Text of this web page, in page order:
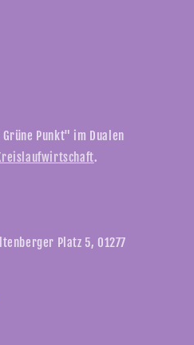
Punkt" im Dualen
.
Platz 5, 01277